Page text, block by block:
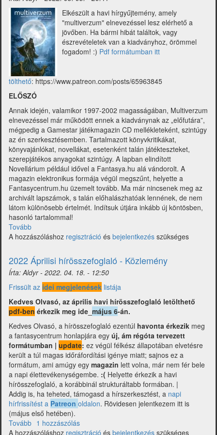
Elkészült a havi hírgyűjtemény, amely
"multiverzum" elnevezéssel lesz elérhető a
jövőben. Ha bármi hibát találtok, vagy
észrevételetek van a kiadványhoz, örömmel
fogadom! :) Pdf formátumban itt
tölthető: https://www.patreon.com/posts/65963845
ELŐSZÓ
Annak idején, valamikor 1997-2002 magasságában, Multiverzum
elnevezéssel már működött ennek a kiadványnak az „előfutára”,
mégpedig a Gamestar játékmagazin CD mellékleteként, szintúgy
az én szerkesztésemben. Tartalmazott könyvkritikákat,
könyvajánlókat, novellákat, esetenként talán játékteszteket,
szerepjátékos anyagokat szintúgy. A lapban elindított
Novellárium például idővel a Fantasya.hu alá vándorolt. A
magazin elektronikus formája végül megszűnt, helyette a
Fantasycentrum.hu üzemelt tovább. Ma már nincsenek meg az
archivált lapszámok, s talán előhalászhatóak lennének, de nem
látom különösebb értelmét. Indítsuk útjára inkább új köntösben,
hasonló tartalommal!
Tovább
-
hírgyűjtemény
2022
május)
A hozzászóláshoz regisztráció és bejelentkezés szükséges
2022 Áprilisi hírösszefoglaló - Közlemény
Írta:Aldyr- 2022. 04. 18. - 12:50
Frissült az idei megjelenések listája
Kedves Olvasó, az április havi hírösszefoglaló letölthető
pdf-ben érkezik meg ide_ május 6-án.
Kedves Olvasó, a hírösszefoglaló ezentúl havonta érkezik meg
a fantasycentrum honlapjára egy új, ám régóta tervezett
formátumban | update: ez végül félkész állapotában elvetésre
került a túl magas időráfordítási igénye miatt; sajnos ez a
formátum, ami amúgy egy magazin lett volna, már nem fér bele
a napi élettevékenységembe. :( Helyette érkezik a havi
hírösszefoglaló, a korábbinál strukturáltabb formában. |
Addig is, ha teheted, támogasd a hírszerkesztést, a napi
hírfrissítést a Patreon oldalon. Rövidesen jelentkezem itt is
(május első hetében).
Tovább (2022
Áprilisi
1 hozzászólás
A hozzászóláshoz regisztráció és bejelentkezés szükséges